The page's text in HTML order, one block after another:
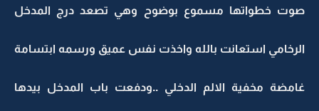
صوت خطواتها مسموع بوضوح وهي تصعد درج المدخل
الرخامي استعانت بالله واخذت نفس عميق ورسمه ابتسامة
غامضة مخفية الالم الدخلي ..ودفعت باب المدخل بيدها